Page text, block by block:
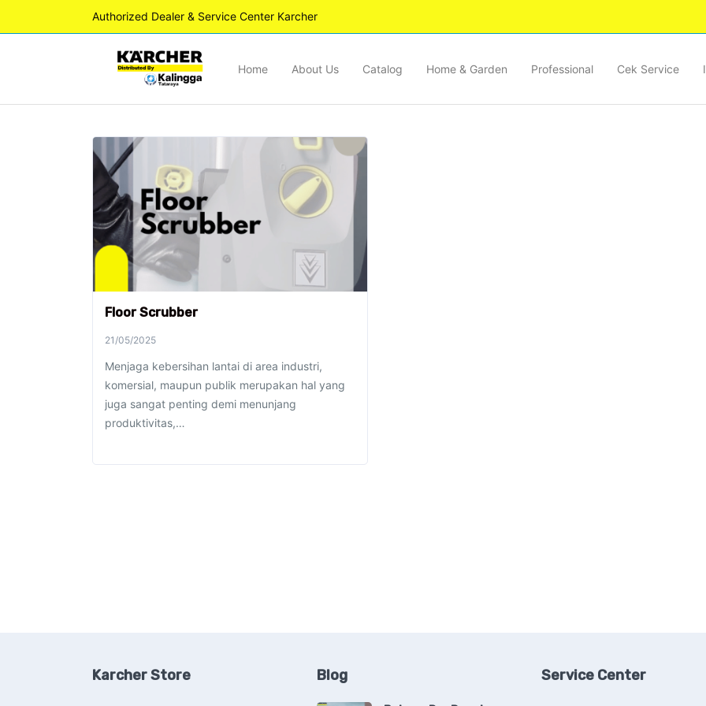
Authorized Dealer & Service Center Karcher
Home About Us Catalog Home & Garden Professional Cek Service
Floor Scrubber
21/05/2025
Menjaga kebersihan lantai di area industri,
komersial, maupun publik merupakan hal yang
juga sangat penting demi menunjang
produktivitas,…
Karcher Store Blog Service Center